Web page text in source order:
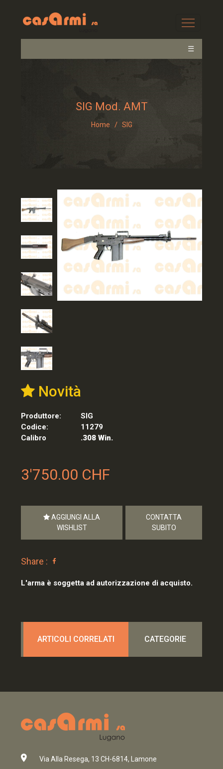
☰
SIG Mod. AMT
Home / SIG
Novità
Produttore:
SIG
Codice:
11279
Calibro
.308 Win.
3'750.00 CHF
AGGIUNGI ALLA
WISHLIST
CONTATTA
SUBITO
Share :
L'arma è soggetta ad autorizzazione di acquisto.
ARTICOLI CORRELATI CATEGORIE
Via Alla Resega, 13 CH-6814, Lamone